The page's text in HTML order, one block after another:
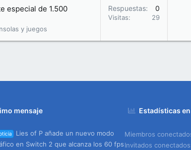
especial de 1.500
y juegos
Respuestas 0
Visitas 29
mensaje
Lies of P añade un nuevo modo
en Switch 2 que alcanza los 60 fps
Estadísticas
Miembros
Invitados conectados